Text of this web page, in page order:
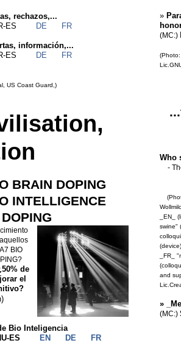
rechazos,...
ES DE FR
información,...
ES DE FR
US Coast Guard,)
BRAIN DOPING
INTELLIGENCE
DOPING
BIO
de
el
Bio Inteligencia
ES EN DE FR
»
(MC:)
(Photo:
Who
-
_EN_
swine"
_FR_
and
»
(MC:)